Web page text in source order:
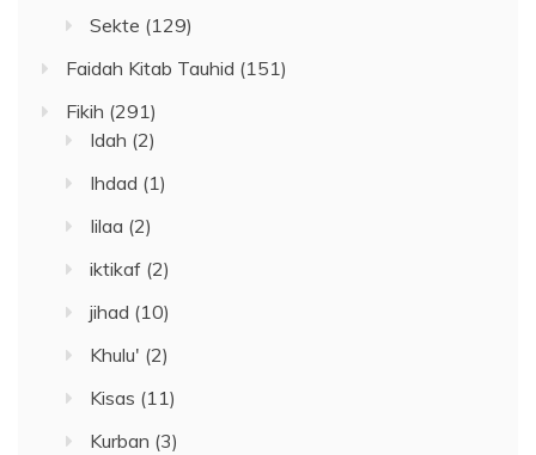
Sekte (129)
Faidah Kitab Tauhid (151)
Fikih (291)
Idah (2)
Ihdad (1)
Iilaa (2)
iktikaf (2)
jihad (10)
Khulu' (2)
Kisas (11)
Kurban (3)